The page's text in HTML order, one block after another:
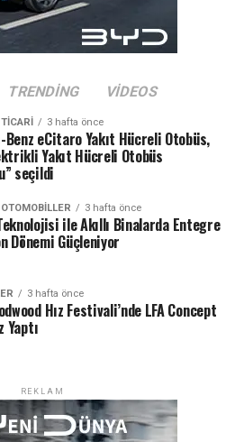
kavuşuyor. TOBFED olarak,
sektör temsilcileriyle birlikte bu
hizmet kalitesi yükselecek
şekilde güçlenecek. Bu
tarihi bir adım olarak
Daha Şeffaf Bir Pazar
girmesiyle birlikte:
kalite standardizasyonu
önemli ölçüde azalacak
dışı uygulamalar ortadan
temelli bir yapı güçlenecek
TRENDING VIDEOS
3 hafta önce
Benz eCitaro Yakıt Hücreli Otobüs,
Yakıt Hücreli Otobüs
seçildi
3 hafta önce
ile Akıllı Binalarda Entegre
Dönemi Güçleniyor
3 hafta önce
Hız Festivali’nde LFA Concept
Yaptı
REKLAM